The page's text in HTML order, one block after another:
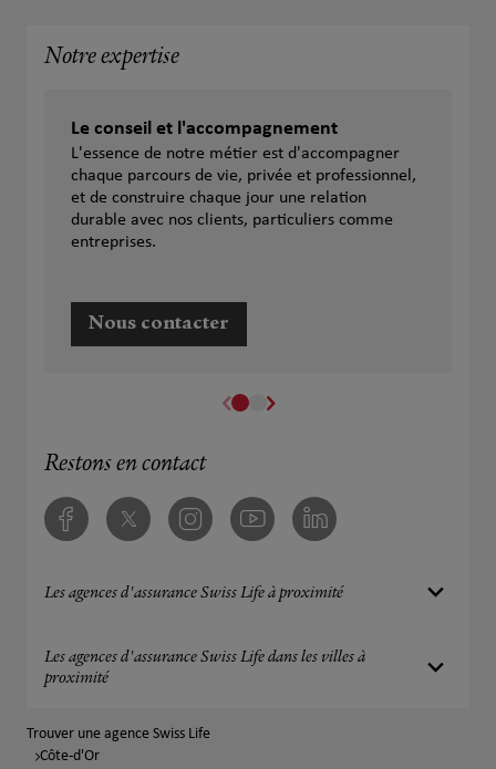
Notre expertise
Le conseil et l'accompagnement
L'essence de notre métier est d'accompagner
chaque parcours de vie, privée et professionnel,
et de construire chaque jour une relation
durable avec nos clients, particuliers comme
entreprises.
Nous contacter
Restons en contact
FacebookTwitter InstagramYoutube Linkedin
Les agences d'assurance Swiss Life à proximité
Les agences d'assurance Swiss Life dans les villes à
proximité
Trouver une agence Swiss Life
Côte-d'Or